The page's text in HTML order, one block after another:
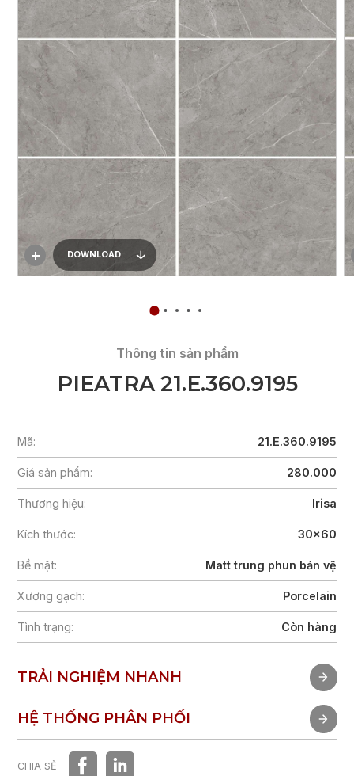
DOWNLOAD
Thông tin sản phẩm
PIEATRA 21.E.360.9195
Mã: 21.E.360.9195
Giá sản phẩm: 280.000
Thương hiệu: Irisa
Kích thước: 30x60
Bề mặt: Matt trung phun bản vệ
Xương gạch: Porcelain
Tình trạng: Còn hàng
TRẢI NGHIỆM NHANH
TRẢI NGHIỆM NHANH
HỆ THỐNG PHÂN PHỐI
HỆ THỐNG PHÂN PHỐI
CHIA SẺ